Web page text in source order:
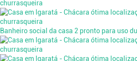
Banheiro social da casa 2 pronto para uso